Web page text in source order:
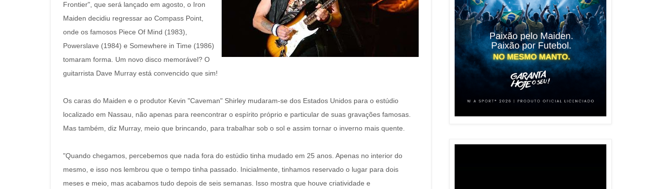
Frontier", que será lançado em agosto, o Iron
Maiden decidiu regressar ao Compass Point,
onde os famosos Piece Of Mind (1983),
Powerslave (1984) e Somewhere in Time (1986)
tomaram forma. Um novo disco memorável? O
guitarrista Dave Murray está convencido que sim!
Os caras do Maiden e o produtor Kevin "Caveman" Shirley mudaram-se dos Estados Unidos para o estúdio
localizado em Nassau, não apenas para reencontrar o espírito próprio e particular de suas gravações famosas.
Mas também, diz Murray, meio que brincando, para trabalhar sob o sol e assim tornar o inverno mais quente.
"Quando chegamos, percebemos que nada fora do estúdio tinha mudado em 25 anos. Apenas no interior do
mesmo, e isso nos lembrou que o tempo tinha passado. Inicialmente, tinhamos reservado o lugar para dois
meses e meio, mas acabamos tudo depois de seis semanas. Isso mostra que houve criatividade e